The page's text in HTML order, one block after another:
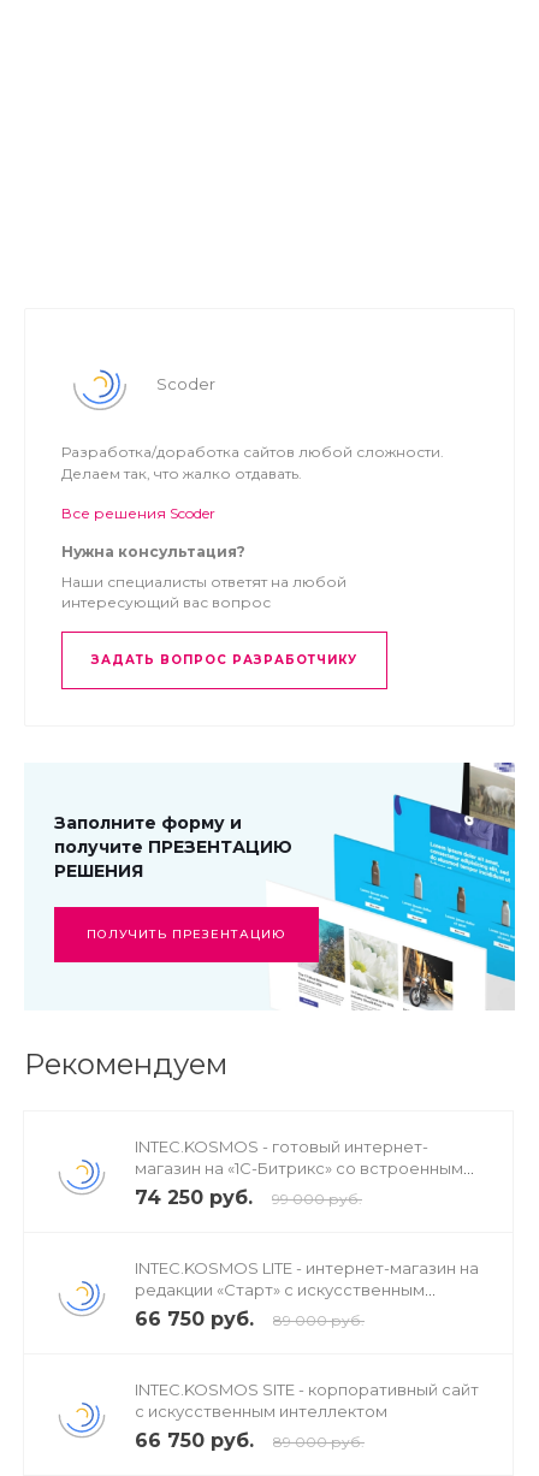
Scoder
Разработка/доработка сайтов любой сложности.
Делаем так, что жалко отдавать.
Все решения Scoder
Нужна консультация?
Наши специалисты ответят на любой
интересующий вас вопрос
ЗАДАТЬ ВОПРОС РАЗРАБОТЧИКУ
Заполните форму и
получите ПРЕЗЕНТАЦИЮ
РЕШЕНИЯ
ПОЛУЧИТЬ ПРЕЗЕНТАЦИЮ
Рекомендуем
INTEC.KOSMOS - готовый интернет-
магазин на «1С-Битрикс» со встроенным
искусственным интеллектом
74 250 руб. 99 000 руб.
INTEC.KOSMOS LITE - интернет-магазин на
редакции «Старт» с искусственным
интеллектом
66 750 руб. 89 000 руб.
INTEC.KOSMOS SITE - корпоративный сайт
с искусственным интеллектом
66 750 руб. 89 000 руб.